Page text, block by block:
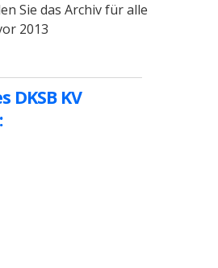
Sie das Archiv für alle
2013
DKSB KV